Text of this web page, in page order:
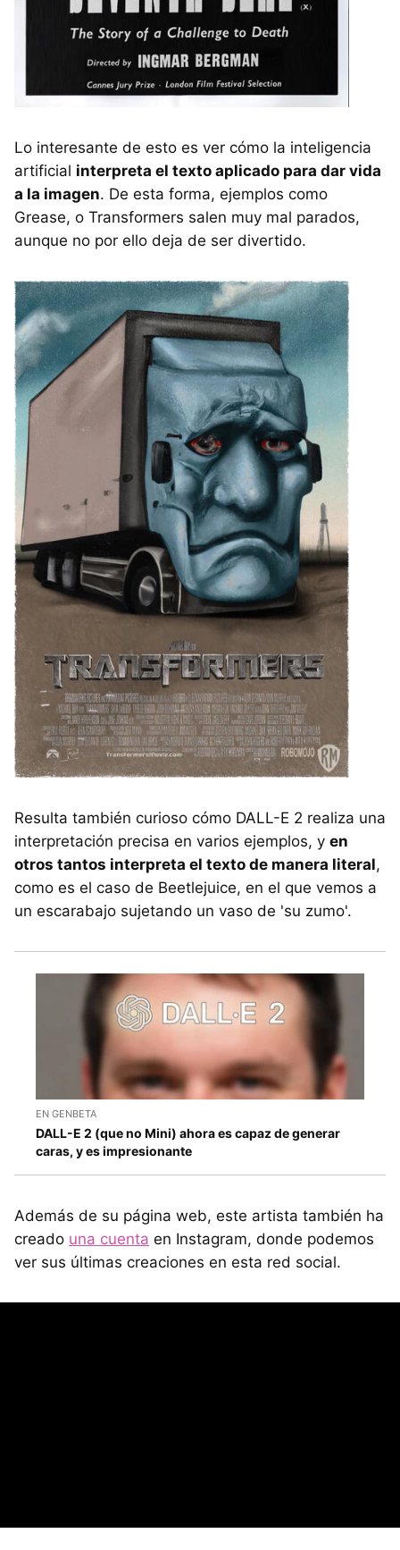
Lo interesante de esto es ver cómo la inteligencia
artificial interpreta el texto aplicado para dar vida
a la imagen. De esta forma, ejemplos como
Grease, o Transformers salen muy mal parados,
aunque no por ello deja de ser divertido.
Resulta también curioso cómo DALL-E 2 realiza una
interpretación precisa en varios ejemplos, y en
otros tantos interpreta el texto de manera literal,
como es el caso de Beetlejuice, en el que vemos a
un escarabajo sujetando un vaso de 'su zumo'.
EN GENBETA
DALL-E 2 (que no Mini) ahora es capaz de generar
caras, y es impresionante
Además de su página web, este artista también ha
creado una cuenta en Instagram, donde podemos
ver sus últimas creaciones en esta red social.